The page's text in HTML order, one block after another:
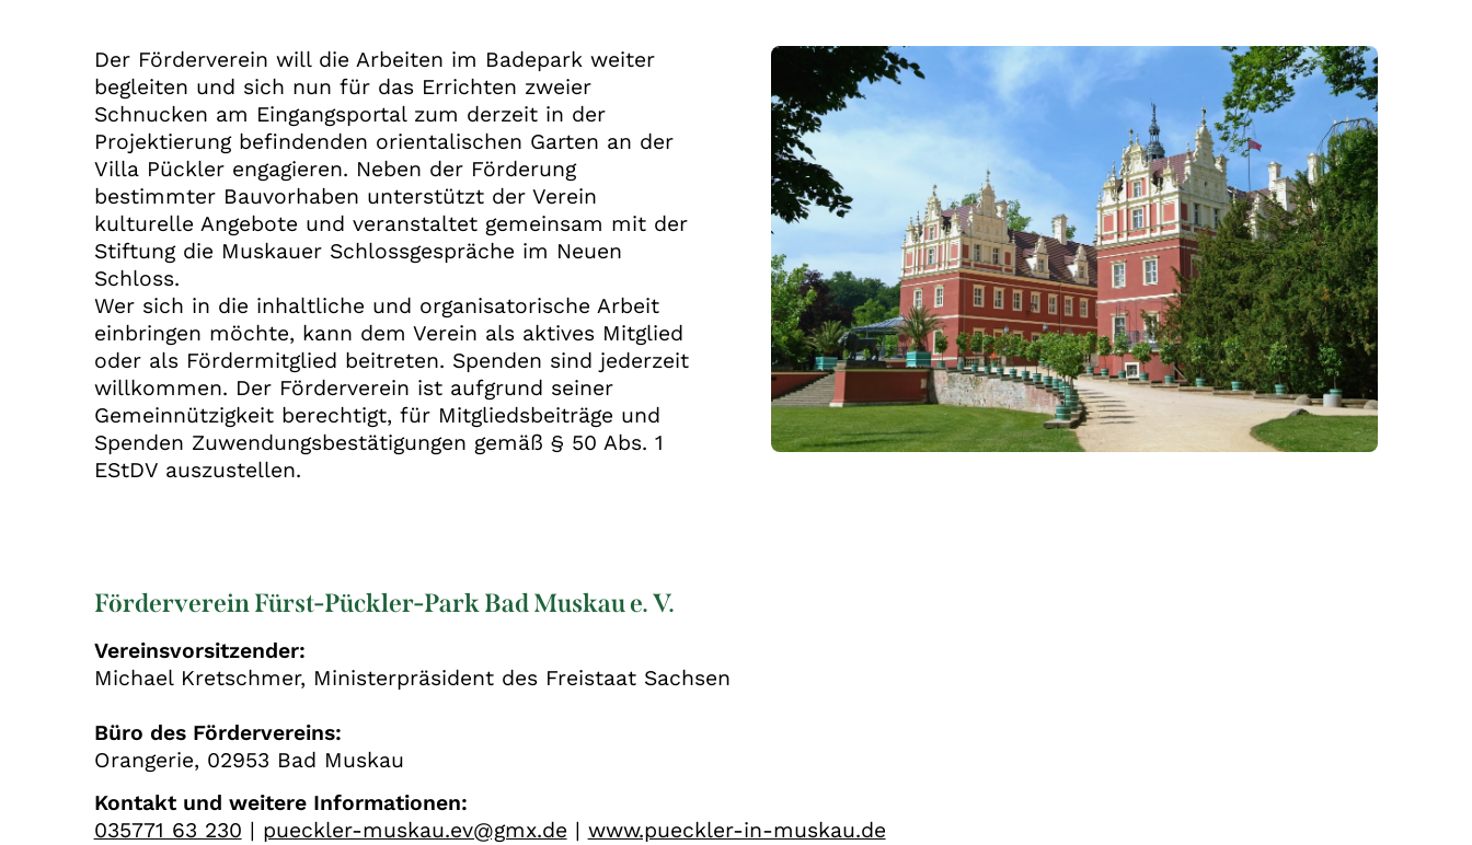
Der Förderverein will die Arbeiten im Badepark weiter
begleiten und sich nun für das Errichten zweier
Schnucken am Eingangsportal zum derzeit in der
Projektierung befindenden orientalischen Garten an der
Villa Pückler engagieren. Neben der Förderung
bestimmter Bauvorhaben unterstützt der Verein
kulturelle Angebote und veranstaltet gemeinsam mit der
Stiftung die Muskauer Schlossgespräche im Neuen
Schloss.
Wer sich in die inhaltliche und organisatorische Arbeit
einbringen möchte, kann dem Verein als aktives Mitglied
oder als Fördermitglied beitreten. Spenden sind jederzeit
willkommen. Der Förderverein ist aufgrund seiner
Gemeinnützigkeit berechtigt, für Mitgliedsbeiträge und
Spenden Zuwendungsbestätigungen gemäß § 50 Abs. 1
EStDV auszustellen.
Förderverein Fürst-Pückler-Park Bad Muskau e. V.
Vereinsvorsitzender:
Michael Kretschmer, Ministerpräsident des Freistaat Sachsen
Büro des Fördervereins:
Orangerie, 02953 Bad Muskau
Kontakt und weitere Informationen:
035771 63 230 | pueckler-muskau.ev@gmx.de | www.pueckler-in-muskau.de